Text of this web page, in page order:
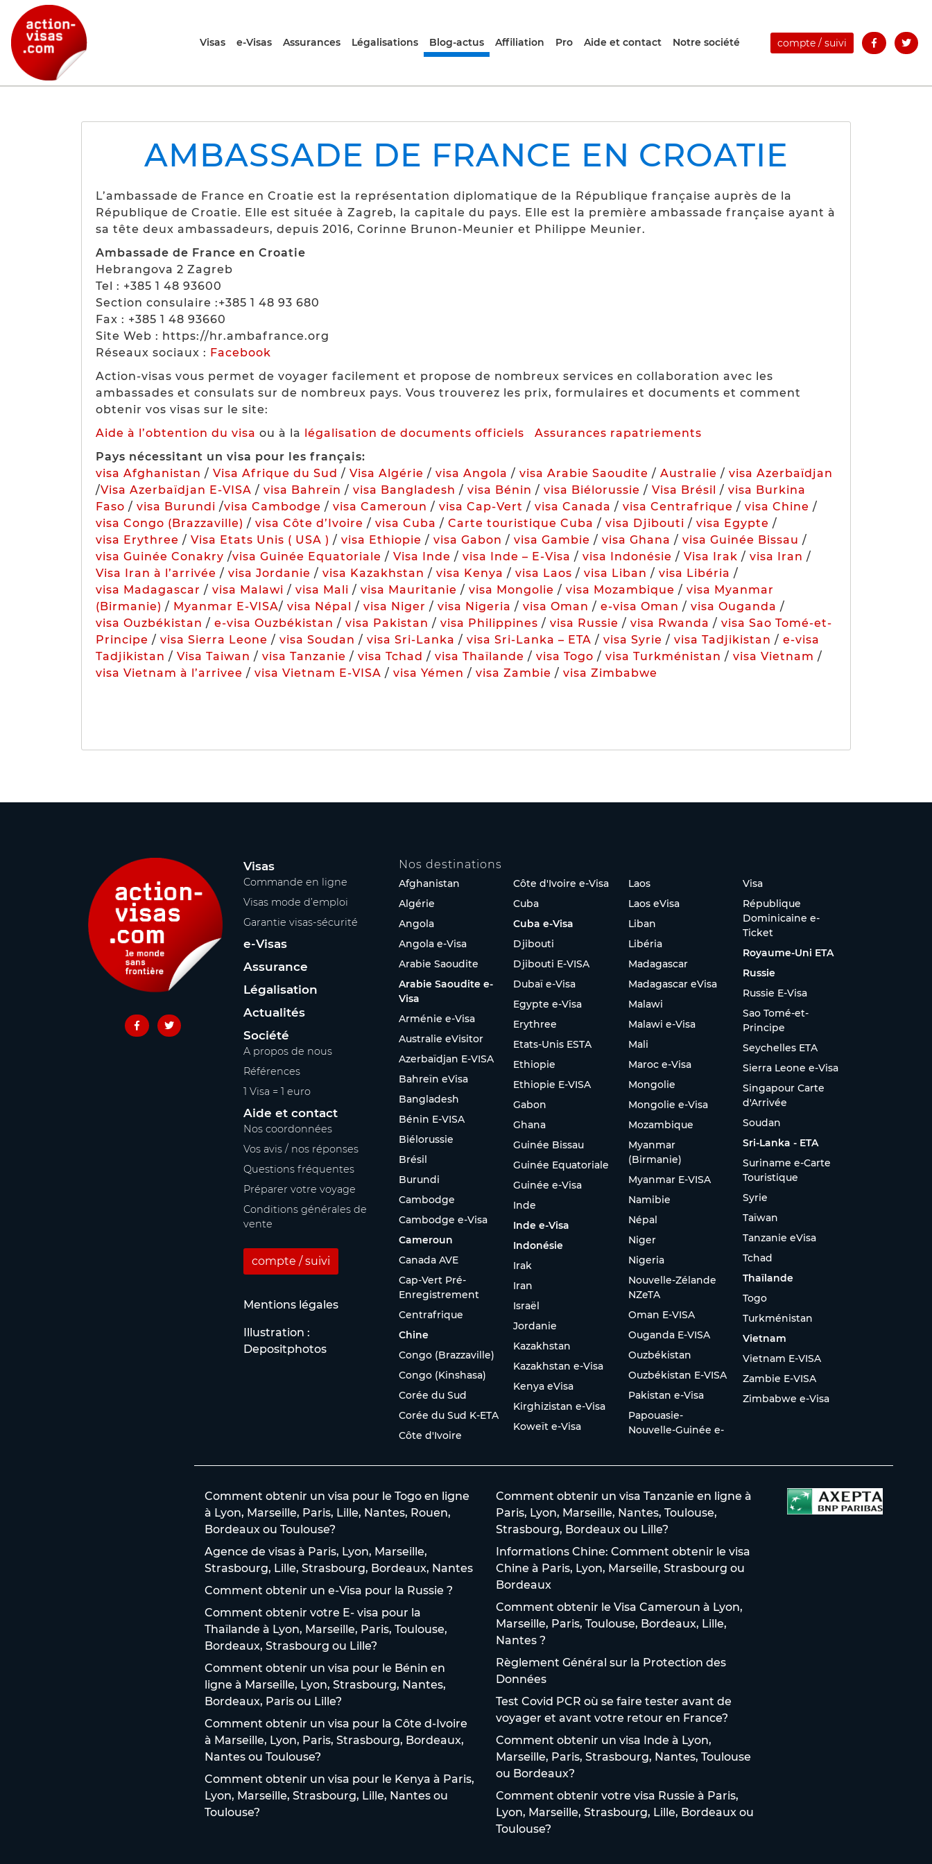
compte / suivi
Visas e-Visas Assurances Légalisations Blog-actus Affiliation Pro Aide et contact Notre société
AMBASSADE DE FRANCE EN CROATIE
L’ambassade de France en Croatie est la représentation diplomatique de la République française auprès de la
République de Croatie. Elle est située à Zagreb, la capitale du pays. Elle est la première ambassade française ayant à
sa tête deux ambassadeurs, depuis 2016, Corinne Brunon-Meunier et Philippe Meunier.
Ambassade de France en Croatie
Hebrangova 2 Zagreb
Tel : +385 1 48 93600
Section consulaire :+385 1 48 93 680
Fax : +385 1 48 93660
Site Web : https://hr.ambafrance.org
Réseaux sociaux : Facebook
Action-visas vous permet de voyager facilement et propose de nombreux services en collaboration avec les
ambassades et consulats sur de nombreux pays. Vous trouverez les prix, formulaires et documents et comment
obtenir vos visas sur le site:
Aide à l’obtention du visa ou à la légalisation de documents officiels
Assurances rapatriements
Pays nécessitant un visa pour les français:
visa Afghanistan / Visa Afrique du Sud / Visa Algérie / visa Angola / visa Arabie Saoudite / Australie / visa Azerbaïdjan
/Visa Azerbaïdjan E-VISA / visa Bahreïn / visa Bangladesh / visa Bénin / visa Biélorussie / Visa Brésil / visa Burkina
Faso / visa Burundi /visa Cambodge / visa Cameroun / visa Cap-Vert / visa Canada / visa Centrafrique / visa Chine /
visa Congo (Brazzaville) / visa Côte d’Ivoire / visa Cuba / Carte touristique Cuba / visa Djibouti / visa Egypte /
visa Erythree / Visa Etats Unis ( USA ) / visa Ethiopie / visa Gabon / visa Gambie / visa Ghana / visa Guinée Bissau /
visa Guinée Conakry /visa Guinée Equatoriale / Visa Inde / visa Inde – E-Visa / visa Indonésie / Visa Irak / visa Iran /
Visa Iran à l’arrivée / visa Jordanie / visa Kazakhstan / visa Kenya / visa Laos / visa Liban / visa Libéria /
visa Madagascar / visa Malawi / visa Mali / visa Mauritanie / visa Mongolie / visa Mozambique / visa Myanmar
(Birmanie) / Myanmar E-VISA/ visa Népal / visa Niger / visa Nigeria / visa Oman / e-visa Oman / visa Ouganda /
visa Ouzbékistan / e-visa Ouzbékistan / visa Pakistan / visa Philippines / visa Russie / visa Rwanda / visa Sao Tomé-et-
Principe / visa Sierra Leone / visa Soudan / visa Sri-Lanka / visa Sri-Lanka – ETA / visa Syrie / visa Tadjikistan / e-visa
Tadjikistan / Visa Taiwan / visa Tanzanie / visa Tchad / visa Thaïlande / visa Togo / visa Turkménistan / visa Vietnam /
visa Vietnam à l’arrivee / visa Vietnam E-VISA / visa Yémen / visa Zambie / visa Zimbabwe
Visas
Commande en ligne
Visas mode d’emploi
Garantie visas-sécurité
e-Visas
Assurance
Légalisation
Actualités
Société
A propos de nous
Références
1 Visa = 1 euro
Aide et contact
Nos coordonnées
Vos avis / nos réponses
Questions fréquentes
Préparer votre voyage
Conditions générales de
vente
compte / suivi
Mentions légales
Illustration :
Depositphotos
Nos destinations
Afghanistan
Algérie
Angola
Angola e-Visa
Arabie Saoudite
Arabie Saoudite e-
Visa
Arménie e-Visa
Australie eVisitor
Azerbaïdjan E-VISA
Bahreïn eVisa
Bangladesh
Bénin E-VISA
Biélorussie
Brésil
Burundi
Cambodge
Cambodge e-Visa
Cameroun
Canada AVE
Cap-Vert Pré-
Enregistrement
Centrafrique
Chine
Congo (Brazzaville)
Congo (Kinshasa)
Corée du Sud
Corée du Sud K-ETA
Côte d'Ivoire
Côte d'Ivoire e-Visa
Cuba
Cuba e-Visa
Djibouti
Djibouti E-VISA
Dubaï e-Visa
Egypte e-Visa
Erythree
Etats-Unis ESTA
Ethiopie
Ethiopie E-VISA
Gabon
Ghana
Guinée Bissau
Guinée Equatoriale
Guinée e-Visa
Inde
Inde e-Visa
Indonésie
Irak
Iran
Israël
Jordanie
Kazakhstan
Kazakhstan e-Visa
Kenya eVisa
Kirghizistan e-Visa
Koweït e-Visa
Laos
Laos eVisa
Liban
Libéria
Madagascar
Madagascar eVisa
Malawi
Malawi e-Visa
Mali
Maroc e-Visa
Mongolie
Mongolie e-Visa
Mozambique
Myanmar
(Birmanie)
Myanmar E-VISA
Namibie
Népal
Niger
Nigeria
Nouvelle-Zélande
NZeTA
Oman E-VISA
Ouganda E-VISA
Ouzbékistan
Ouzbékistan E-VISA
Pakistan e-Visa
Papouasie-
Nouvelle-Guinée e-
Visa
République
Dominicaine e-
Ticket
Royaume-Uni ETA
Russie
Russie E-Visa
Sao Tomé-et-
Principe
Seychelles ETA
Sierra Leone e-Visa
Singapour Carte
d'Arrivée
Soudan
Sri-Lanka - ETA
Suriname e-Carte
Touristique
Syrie
Taïwan
Tanzanie eVisa
Tchad
Thaïlande
Togo
Turkménistan
Vietnam
Vietnam E-VISA
Zambie E-VISA
Zimbabwe e-Visa
Comment obtenir un visa pour le Togo en ligne
à Lyon, Marseille, Paris, Lille, Nantes, Rouen,
Bordeaux ou Toulouse?
Agence de visas à Paris, Lyon, Marseille,
Strasbourg, Lille, Strasbourg, Bordeaux, Nantes
Comment obtenir un e-Visa pour la Russie ?
Comment obtenir votre E- visa pour la
Thaïlande à Lyon, Marseille, Paris, Toulouse,
Bordeaux, Strasbourg ou Lille?
Comment obtenir un visa pour le Bénin en
ligne à Marseille, Lyon, Strasbourg, Nantes,
Bordeaux, Paris ou Lille?
Comment obtenir un visa pour la Côte d-Ivoire
à Marseille, Lyon, Paris, Strasbourg, Bordeaux,
Nantes ou Toulouse?
Comment obtenir un visa pour le Kenya à Paris,
Lyon, Marseille, Strasbourg, Lille, Nantes ou
Toulouse?
Comment obtenir un visa Tanzanie en ligne à
Paris, Lyon, Marseille, Nantes, Toulouse,
Strasbourg, Bordeaux ou Lille?
Informations Chine: Comment obtenir le visa
Chine à Paris, Lyon, Marseille, Strasbourg ou
Bordeaux
Comment obtenir le Visa Cameroun à Lyon,
Marseille, Paris, Toulouse, Bordeaux, Lille,
Nantes ?
Règlement Général sur la Protection des
Données
Test Covid PCR où se faire tester avant de
voyager et avant votre retour en France?
Comment obtenir un visa Inde à Lyon,
Marseille, Paris, Strasbourg, Nantes, Toulouse
ou Bordeaux?
Comment obtenir votre visa Russie à Paris,
Lyon, Marseille, Strasbourg, Lille, Bordeaux ou
Toulouse?